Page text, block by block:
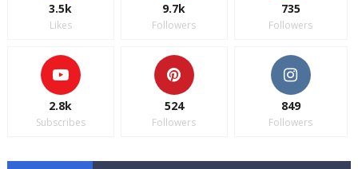
3.5k
Likes
9.7k
Followers
735
Followers
2.8k
Subscribes
524
Followers
849
Followers